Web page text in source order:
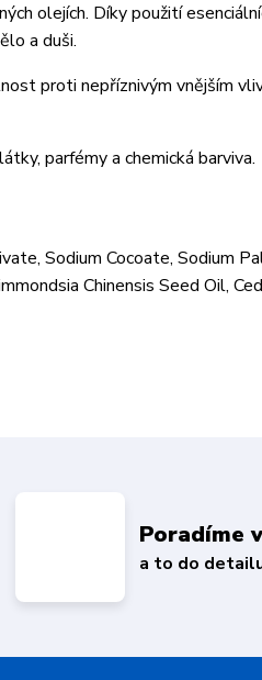
olejích. Díky použití
a duši.
proti nepříznivým vnějším
parfémy a chemická barviva.
Sodium Cocoate, Sodium
Chinensis Seed Oil,
Poradíme
a to do